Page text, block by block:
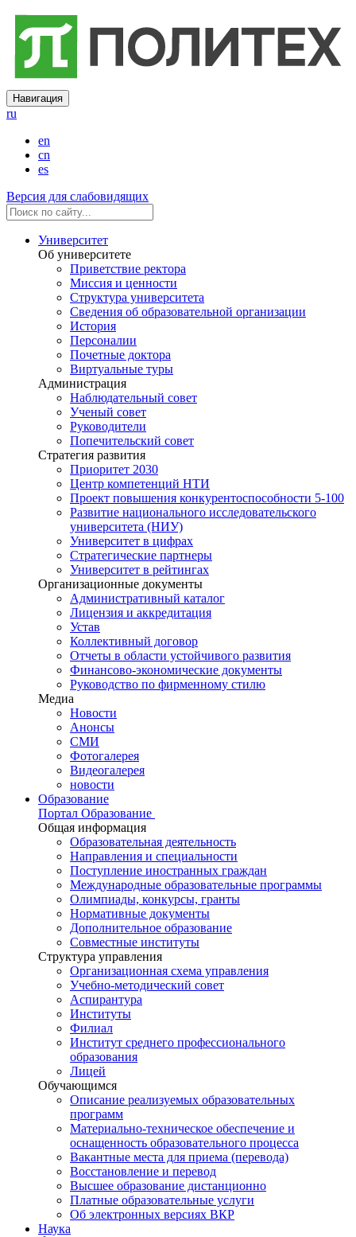
Навигация
ru
en
cn
es
Версия для слабовидящих
Университет
Об университете
Приветствие ректора
Миссия и ценности
Структура университета
Сведения об образовательной организации
История
Персоналии
Почетные доктора
Виртуальные туры
Администрация
Наблюдательный совет
Ученый совет
Руководители
Попечительский совет
Стратегия развития
Приоритет 2030
Центр компетенций НТИ
Проект повышения конкурентоспособности 5-100
Развитие национального исследовательского
университета (НИУ)
Университет в цифрах
Стратегические партнеры
Университет в рейтингах
Организационные документы
Административный каталог
Лицензия и аккредитация
Устав
Коллективный договор
Отчеты в области устойчивого развития
Финансово-экономические документы
Руководство по фирменному стилю
Медиа
Новости
Анонсы
СМИ
Фотогалерея
Видеогалерея
новости
Образование
Портал Образование
Общая информация
Образовательная деятельность
Направления и специальности
Поступление иностранных граждан
Международные образовательные программы
Олимпиады, конкурсы, гранты
Нормативные документы
Дополнительное образование
Совместные институты
Структура управления
Организационная схема управления
Учебно-методический совет
Аспирантура
Институты
Филиал
Институт среднего профессионального
образования
Лицей
Обучающимся
Описание реализуемых образовательных
программ
Материально-техническое обеспечение и
оснащенность образовательного процесса
Вакантные места для приема (перевода)
Восстановление и перевод
Высшее образование дистанционно
Платные образовательные услуги
Об электронных версиях ВКР
Наука